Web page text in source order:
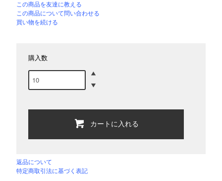
この商品を友達に教える
この商品について問い合わせる
買い物を続ける
購入数
カートに入れる
返品について
特定商取引法に基づく表記